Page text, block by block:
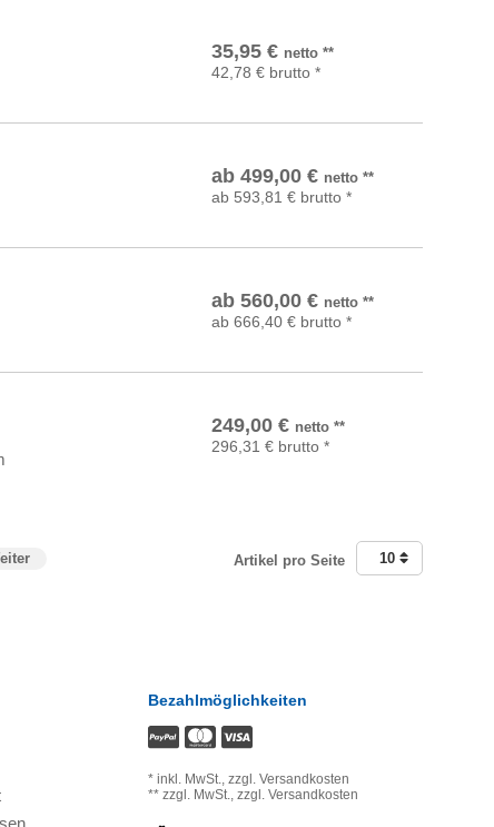
35,95 € netto**
42,78 € brutto *
In den Warenkorb
ab 499,00 € netto**
ab 593,81 € brutto *
Details
ab 560,00 € netto**
ab 666,40 € brutto *
Details
249,00 € netto**
296,31 € brutto *
In den Warenkorb
Artikel pro Seite 10
Bezahlmöglichkeiten
* inkl. MwSt., zzgl. Versandkosten
** zzgl. MwSt., zzgl. Versandkosten